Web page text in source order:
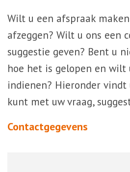
Wilt u een afspraak
afzeggen? Wilt u ons een
suggestie geven? Bent u
hoe het is gelopen en wilt
indienen? Hieronder
kunt met uw vraag,
Contactgegevens